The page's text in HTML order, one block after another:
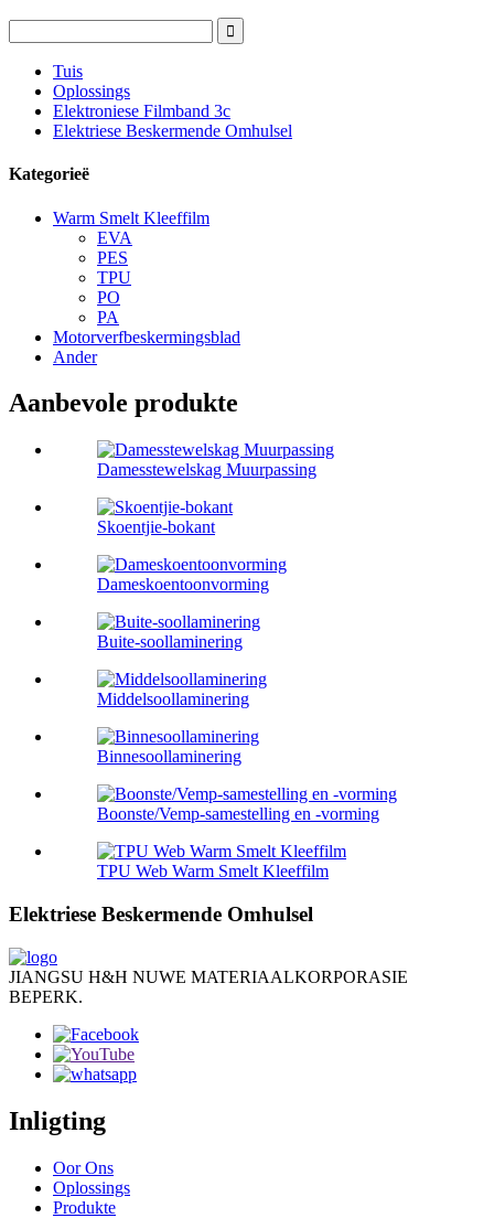
Tuis
Oplossings
Elektroniese Filmband 3c
Elektriese Beskermende Omhulsel
Kategorieë
Warm Smelt Kleeffilm
EVA
PES
TPU
PO
PA
Motorverfbeskermingsblad
Ander
Aanbevole produkte
Damesstewelskag Muurpassing
Skoentjie-bokant
Dameskoentoonvorming
Buite-soollaminering
Middelsoollaminering
Binnesoollaminering
Boonste/Vemp-samestelling en -vorming
TPU Web Warm Smelt Kleeffilm
Elektriese Beskermende Omhulsel
JIANGSU H&H NUWE MATERIAALKORPORASIE
BEPERK.
Inligting
Oor Ons
Oplossings
Produkte